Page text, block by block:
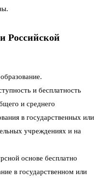
Российской
и бесплатность
и среднего
в государственных или
учреждениях и на
основе бесплатно
в государственном или